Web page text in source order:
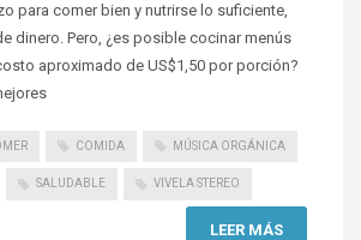
para comer bien y nutrirse lo suficiente,
dinero. Pero, ¿es posible cocinar menús
aproximado de US$1,50 por porción?
COMIDA MÚSICA ORGÁNICA
SALUDABLE VIVELA STEREO
LEER MÁS